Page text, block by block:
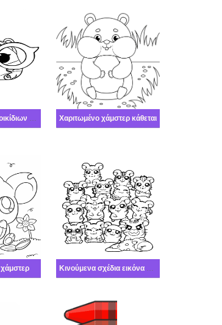
LOL Χάμστερ κατοικίδιων που φορά γυαλιά Χαριτωμένο χάμστερ κάθεται
Κινούμενα σχέδια εικόνα χάμστερ